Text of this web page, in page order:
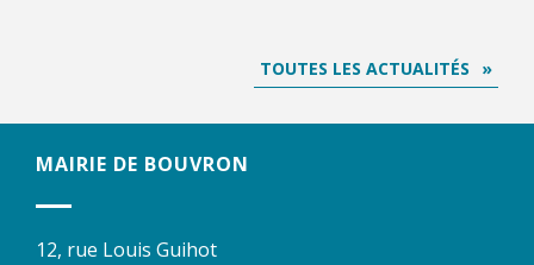
TOUTES LES ACTUALITÉS
MAIRIE DE BOUVRON
12, rue Louis Guihot